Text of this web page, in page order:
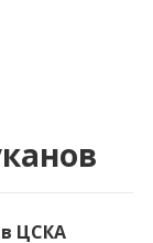
ЦСКА